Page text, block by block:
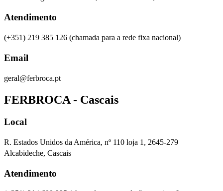
Atendimento
(+351) 219 385 126 (chamada para a rede fixa nacional)
Email
geral@ferbroca.pt
FERBROCA - Cascais
Local
R. Estados Unidos da América, nº 110 loja 1, 2645-279
Alcabideche, Cascais
Atendimento